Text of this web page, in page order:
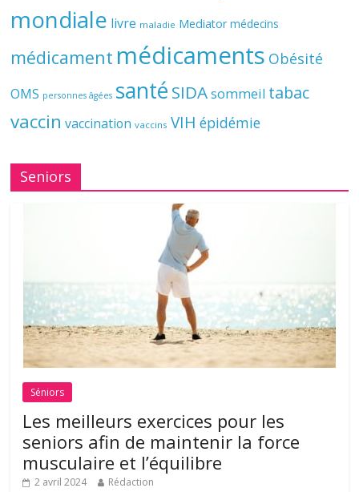
mondiale livre maladie Mediator médecins
médicament médicaments Obésité
OMS personnes âgées santé SIDAsommeil tabac
vaccin vaccination vaccins VIH épidémie
Seniors
Séniors
Les meilleurs exercices pour les
seniors afin de maintenir la force
musculaire et l’équilibre
2 avril 2024 Rédaction